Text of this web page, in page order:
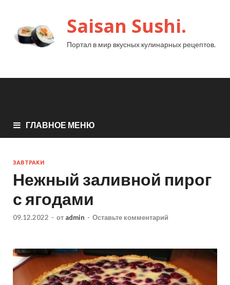
Saisan Sushi.
Портал в мир вкусных кулинарных рецептов.
ГЛАВНОЕ МЕНЮ
ЗАВТРАКИ
Нежный заливной пирог
с ягодами
09.12.2022 - от admin - Оставьте комментарий